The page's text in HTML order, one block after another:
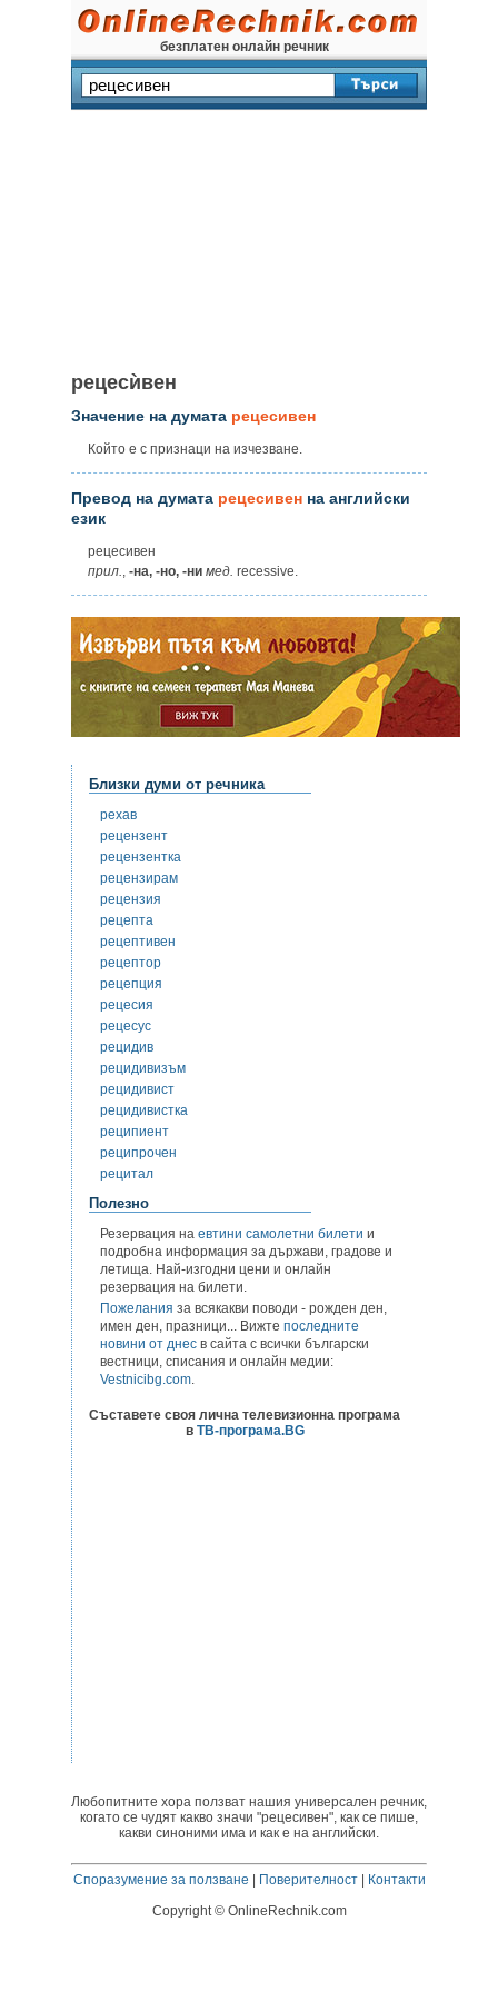
безплатен онлайн речник
рецесѝвен
Значение на думата рецесивен
Който е с признаци на изчезване.
Превод на думата рецесивен на английски
език
рецесивен
прил.
-на, -но, -ни мед. recessive.
Близки думи от речника
рехав
рецензент
рецензентка
рецензирам
рецензия
рецепта
рецептивен
рецептор
рецепция
рецесия
рецесус
рецидив
рецидивизъм
рецидивист
рецидивистка
реципиент
реципрочен
рецитал
Полезно
Резервация на евтини самолетни билети и
подробна информация за държави, градове и
летища. Най-изгодни цени и онлайн
резервация на билети.
Пожелания за всякакви поводи - рожден ден,
имен ден, празници... Вижте последните
новини от днес в сайта с всички български
вестници, списания и онлайн медии:
Vestnicibg.com.
Съставете своя лична телевизионна програма
в ТВ-програма.BG
Любопитните хора ползват нашия универсален речник,
когато се чудят какво значи "рецесивен", как се пише,
какви синоними има и как е на английски.
Споразумение за ползване | Поверителност| Контакти
Copyright © OnlineRechnik.com